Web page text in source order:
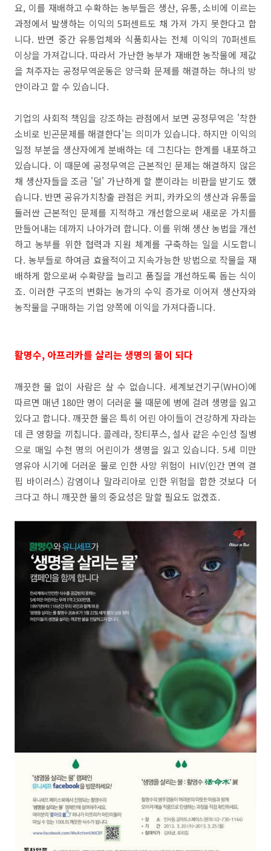
요, 이를 재배하고 수확하는 농부들은 생산, 유통, 소비에 이르는
과정에서 발생하는 이익의 5퍼센트도 채 가져 가지 못한다고 합
니다. 반면 중간 유통업체와 식품회사는 전체 이익의 70퍼센트
이상을 가져갑니다. 따라서 가난한 농부가 재배한 농작물에 제값
을 쳐주자는 공정무역운동은 양극화 문제를 해결하는 하나의 방
안이라고 할 수 있습니다.
기업의 사회적 책임을 강조하는 관점에서 보면 공정무역은 '착한
소비로 빈곤문제를 해결한다'는 의미가 있습니다. 하지만 이익의
일정 부분을 생산자에게 분배하는 데 그친다는 한계를 내포하고
있습니다. 이 때문에 공정무역은 근본적인 문제는 해결하지 않은
채 생산자들을 조금 '덜' 가난하게 할 뿐이라는 비판을 받기도 했
습니다. 반면 공유가치창출 관점은 커피, 카카오의 생산과 유통을
둘러싼 근본적인 문제를 지적하고 개선함으로써 새로운 가치를
만들어내는 데까지 나아가려 합니다. 이를 위해 생산 농법을 개선
하고 농부를 위한 협력과 지원 체계를 구축하는 일을 시도합니
다. 농부들로 하여금 효율적이고 지속가능한 방법으로 작물을 재
배하게 함으로써 수확량을 늘리고 품질을 개선하도록 돕는 식이
죠. 이러한 구조의 변화는 농가의 수익 증가로 이어져 생산자와
농작물을 구매하는 기업 양쪽에 이익을 가져다줍니다.
활명수, 아프리카를 살리는 생명의 물이 되다
깨끗한 물 없이 사람은 살 수 없습니다. 세계보건기구(WHO)에
따르면 매년 180만 명이 더러운 물 때문에 병에 걸려 생명을 잃고
있다고 합니다. 깨끗한 물은 특히 어린 아이들이 건강하게 자라는
데 큰 영향을 끼칩니다. 콜레라, 장티푸스, 설사 같은 수인성 질병
으로 매일 수천 명의 어린이가 생명을 잃고 있습니다. 5세 미만
영유아 시기에 더러운 물로 인한 사망 위험이 HIV(인간 면역 결
핍 바이러스) 감염이나 말라리아로 인한 위험을 합한 것보다 더
크다고 하니 깨끗한 물의 중요성은 말할 필요도 없겠죠.